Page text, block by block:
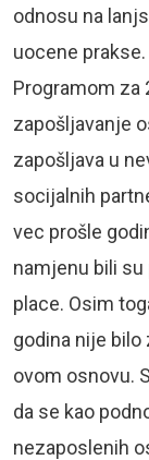
odnosu na
uocene
Programom za
zapošljavanje
zapošljava u
socijalnih
vec prošle
namjenu bili
place. Osim
godina nije
ovom osnovu.
da se kao
nezaposlenih